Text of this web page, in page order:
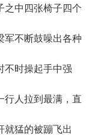
中四张椅子四个
军不断鼓噪出各种
不时操起手中强
行人拉到最满，直
就猛的被蹦飞出